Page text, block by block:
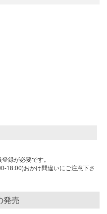
録が必要です。
18:00)おかけ間違いにご注意下さ
発売